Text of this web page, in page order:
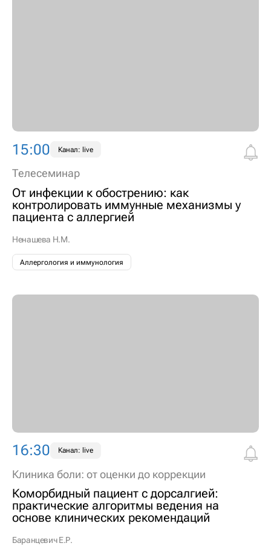
15:00 Канал: live
Телесеминар
От инфекции к обострению: как
контролировать иммунные механизмы у
пациента с аллергией
Ненашева Н.М.
Аллергология и иммунология
16:30 Канал: live
Клиника боли: от оценки до коррекции
Коморбидный пациент с дорсалгией:
практические алгоритмы ведения на
основе клинических рекомендаций
Баранцевич Е.Р.